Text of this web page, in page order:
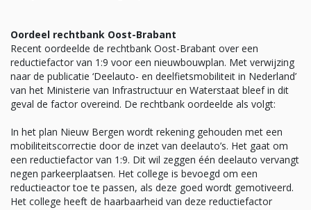
Oordeel rechtbank Oost-Brabant
Recent oordeelde de rechtbank Oost-Brabant over een
reductiefactor van 1:9 voor een nieuwbouwplan. Met verwijzing
naar de publicatie ‘Deelauto- en deelfietsmobiliteit in Nederland’
van het Ministerie van Infrastructuur en Waterstaat bleef in dit
geval de factor overeind. De rechtbank oordeelde als volgt:
In het plan Nieuw Bergen wordt rekening gehouden met een
mobiliteitscorrectie door de inzet van deelauto’s. Het gaat om
een reductiefactor van 1:9. Dit wil zeggen één deelauto vervangt
negen parkeerplaatsen. Het college is bevoegd om een
reductieactor toe te passen, als deze goed wordt gemotiveerd.
Het college heeft de haarbaarheid van deze reductiefactor